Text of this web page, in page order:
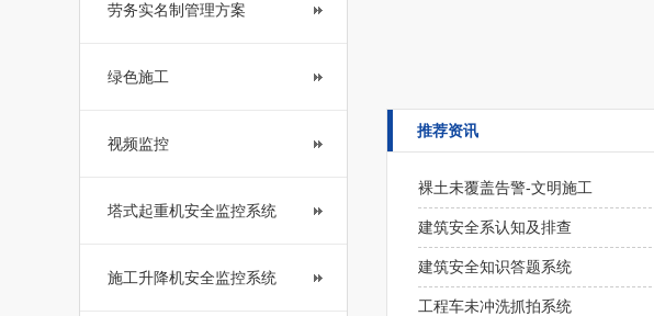
劳务实名制管理方案
绿色施工
视频监控
塔式起重机安全监控系统
施工升降机安全监控系统
推荐资讯
裸土未覆盖告警-文明施工
建筑安全系认知及排查
建筑安全知识答题系统
工程车未冲洗抓拍系统